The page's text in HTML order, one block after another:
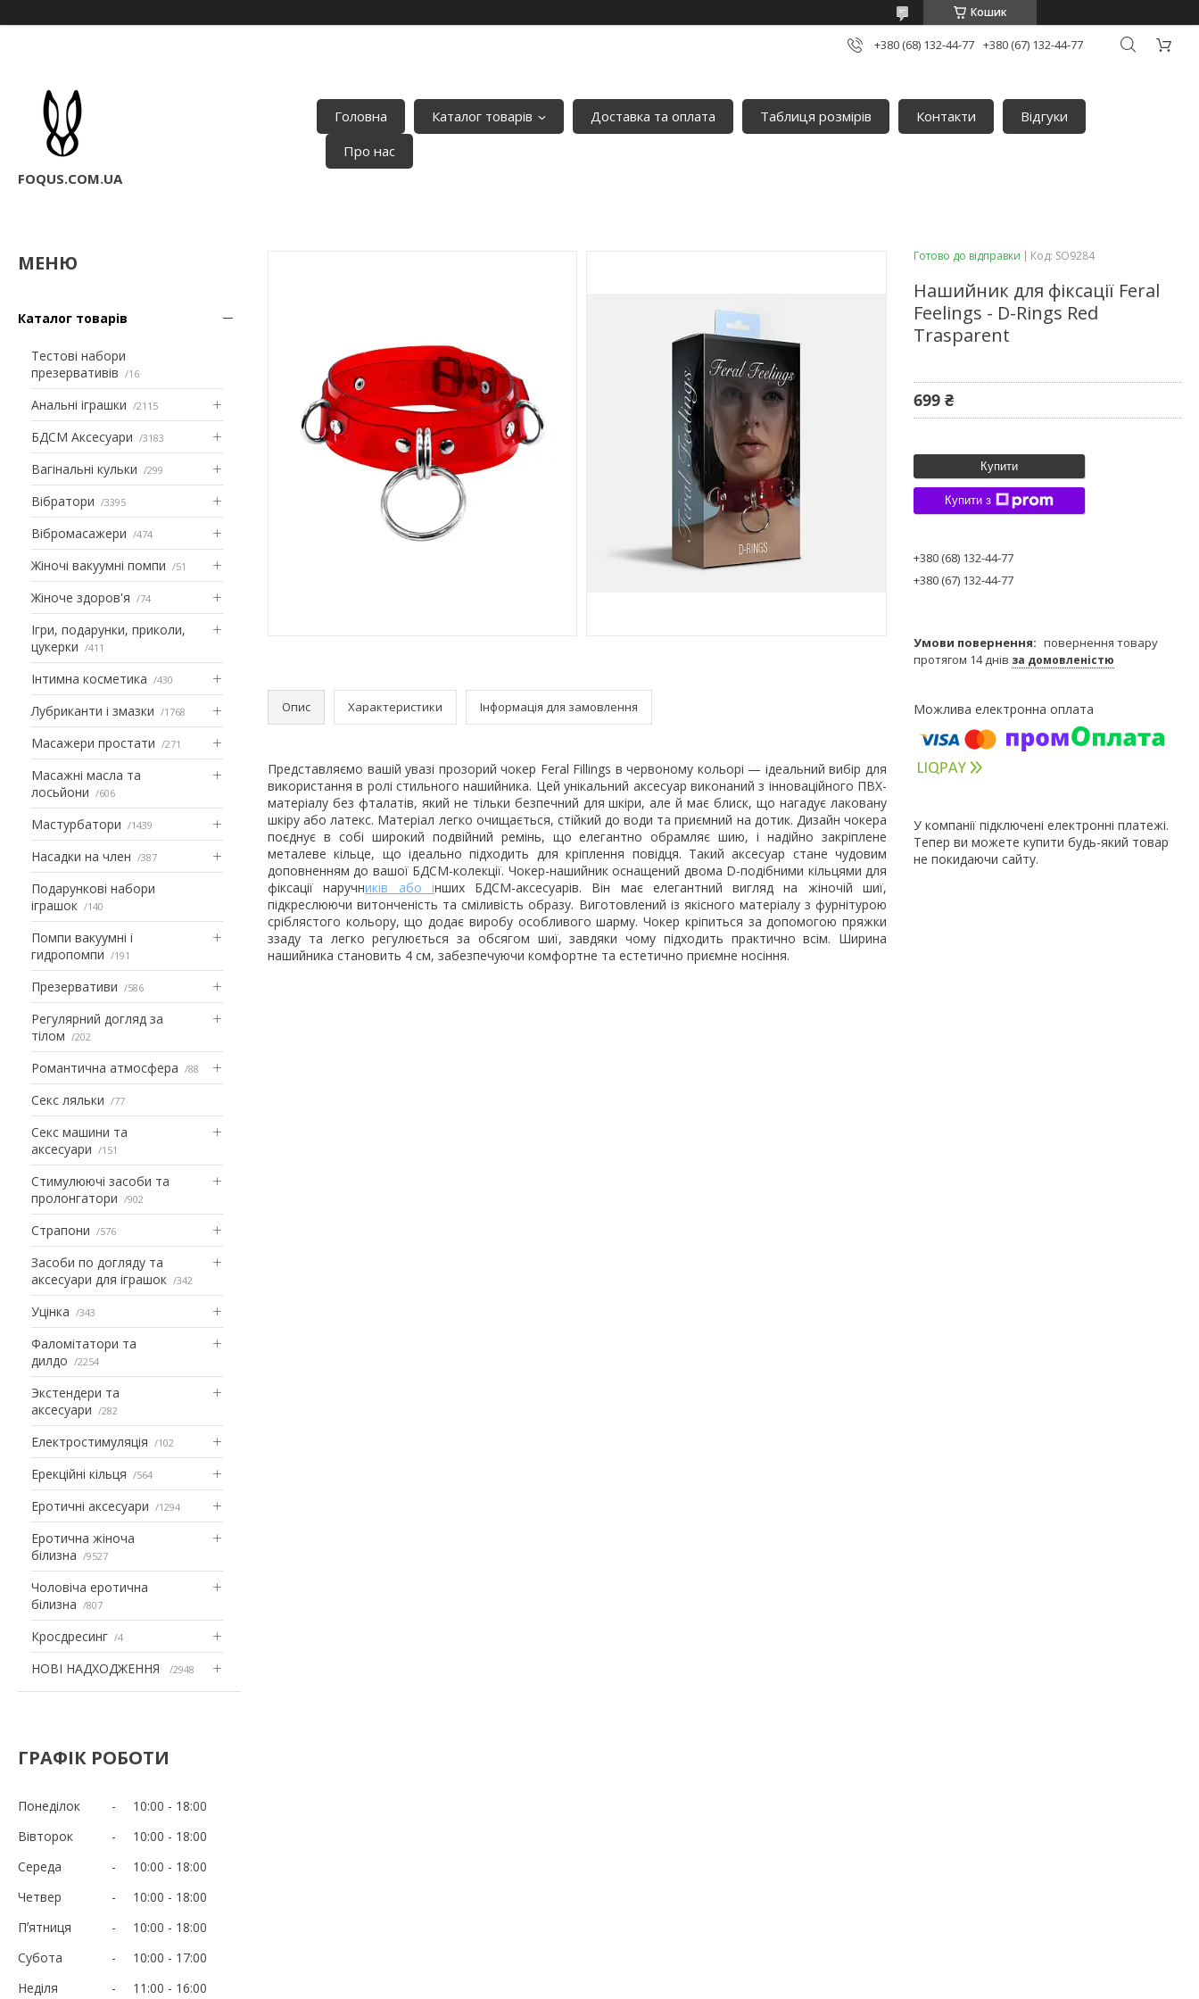
Кошик
+380 (68) 132-44-77 +380 (67) 132-44-77
FOQUS.COM.UA
Головна Каталог товарів Доставка та оплата Таблиця розмірів Контакти
Відгуки
Про нас
Каталог товарів
Тестові набори
презервативів
16
Анальні іграшки 2115
БДСМ Аксесуари 3183
Вагінальні кульки 299
Вібратори 3395
Вібромасажери 474
Жіночі вакуумні помпи 51
Жіноче здоров'я 74
Ігри, подарунки, приколи,
цукерки
411
Інтимна косметика 430
Лубриканти і змазки 1768
Масажери простати 271
Масажні масла та
лосьйони
606
Мастурбатори 1439
Насадки на член 387
Подарункові набори
іграшок
140
Помпи вакуумні і
гидропомпи
191
Презервативи 586
Регулярний догляд за
тілом
202
Романтична атмосфера 88
Секс ляльки 77
Секс машини та
аксесуари
151
Стимулюючі засоби та
пролонгатори
902
Страпони 576
Засоби по догляду та
аксесуари для іграшок
342
Уцінка 343
Фаломітатори та
дилдо
2254
Экстендери та
аксесуари
282
Електростимуляція 102
Ерекційні кільця 564
Еротичні аксесуари 1294
Еротична жіноча
білизна
9527
Чоловіча еротична
білизна
807
Кросдресинг 4
НОВІ НАДХОДЖЕННЯ 2948
ГРАФІК РОБОТИ
Понеділок 10:00
18:00
Вівторок
10:00
18:00
Середа
10:00
18:00
Четвер
10:00
18:00
Пʼятниця
10:00
18:00
Субота
10:00
17:00
Неділя
11:00 16:00
Опис Характеристики Інформація для замовлення
Представляємо вашій увазі прозорий чокер Feral Fillings в червоному кольорі — ідеальний вибір для
використання в ролі стильного нашийника. Цей унікальний аксесуар виконаний з інноваційного ПВХ-
матеріалу без фталатів, який не тільки безпечний для шкіри, але й має блиск, що нагадує лаковану
шкіру або латекс. Матеріал легко очищається, стійкий до води та приємний на дотик. Дизайн чокера
поєднує в собі широкий подвійний ремінь, що елегантно обрамляє шию, і надійно закріплене
металеве кільце, що ідеально підходить для кріплення повідця. Такий аксесуар стане чудовим
доповненням до вашої БДСМ-колекції. Чокер-нашийник оснащений двома D-подібними кільцями для
фіксації наручників або інших БДСМ-аксесуарів. Він має елегантний вигляд на жіночій шиї,
підкреслюючи витонченість та сміливість образу. Виготовлений із якісного матеріалу з фурнітурою
сріблястого кольору, що додає виробу особливого шарму. Чокер кріпиться за допомогою пряжки
ззаду та легко регулюється за обсягом шиї, завдяки чому підходить практично всім. Ширина
нашийника становить 4 см, забезпечуючи комфортне та естетично приємне носіння.
Готово до відправки Код: SO9284
Нашийник для фіксації Feral
Feelings - D-Rings Red
Trasparent
699 ₴
Купити
Купити з
+380 (68) 132-44-77
+380 (67) 132-44-77
повернення товару
протягом 14 днів за домовленістю
У компанії підключені електронні платежі.
Тепер ви можете купити будь-який товар
не покидаючи сайту.